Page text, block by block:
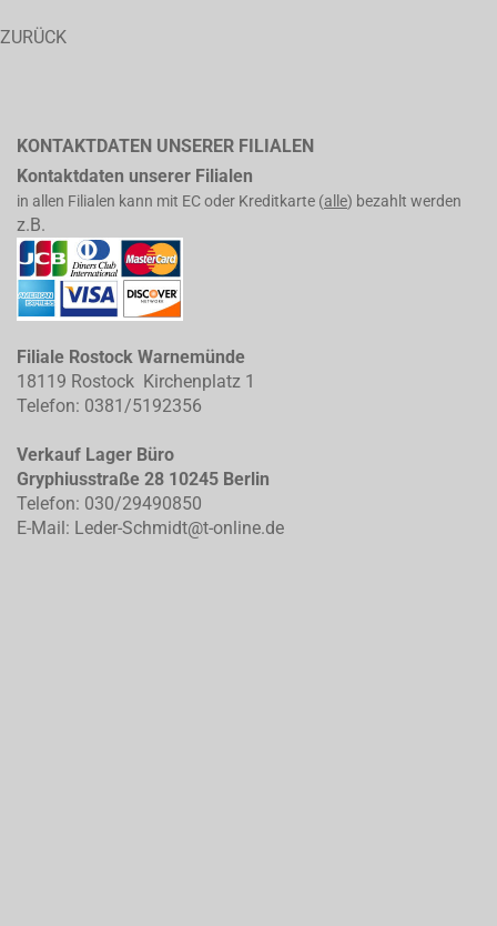
ZURÜCK
KONTAKTDATEN UNSERER FILIALEN
Kontaktdaten unserer Filialen
in allen Filialen kann mit EC oder Kreditkarte (alle) bezahlt werden
z.B.
Filiale Rostock Warnemünde
18119 Rostock Kirchenplatz 1
Telefon: 0381/5192356
Verkauf Lager Büro
Gryphiusstraße 28 10245 Berlin
Telefon: 030/29490850
E-Mail: Leder-Schmidt@t-online.de